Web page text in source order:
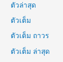
ตัวล่าสุด
ตัวเต็ม
ตัวเต็ม ถาวร
ตัวเต็ม ล่าสุด